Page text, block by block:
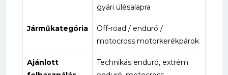
gyári ülésalapra
Járműkategória
Off-road / enduró /
motocross motorkerékpárok
Ajánlott
Technikás enduró, extrém